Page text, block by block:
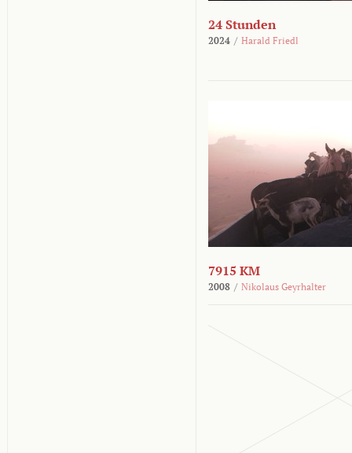
24 Stunden
2024 / Harald Friedl
7915 KM
2008 / Nikolaus Geyrhalter